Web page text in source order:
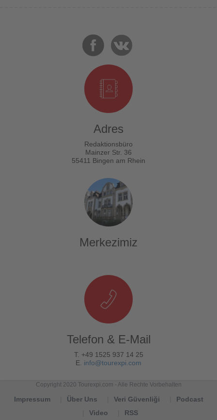
Adres
Redaktionsbüro
Mainzer Str. 36
55411 Bingen am Rhein
Merkezimiz
Telefon & E-Mail
T. +49 1525 937 14 25
E. info@tourexpi.com
Copyright 2020 Tourexpi.com - Alle Rechte Vorbehalten
Impressum Über Uns Veri Güvenliği
Podcast
Video
RSS